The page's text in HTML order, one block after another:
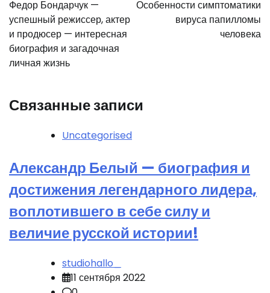
записям
Федор Бондарчук —
успешный режиссер, актер
и продюсер — интересная
биография и загадочная
личная жизнь
Особенности симптоматики
вируса папилломы
человека
Связанные записи
Uncategorised
Александр Белый — биография и
достижения легендарного лидера,
воплотившего в себе силу и
величие русской истории!
studiohallo_
11 сентября 2022